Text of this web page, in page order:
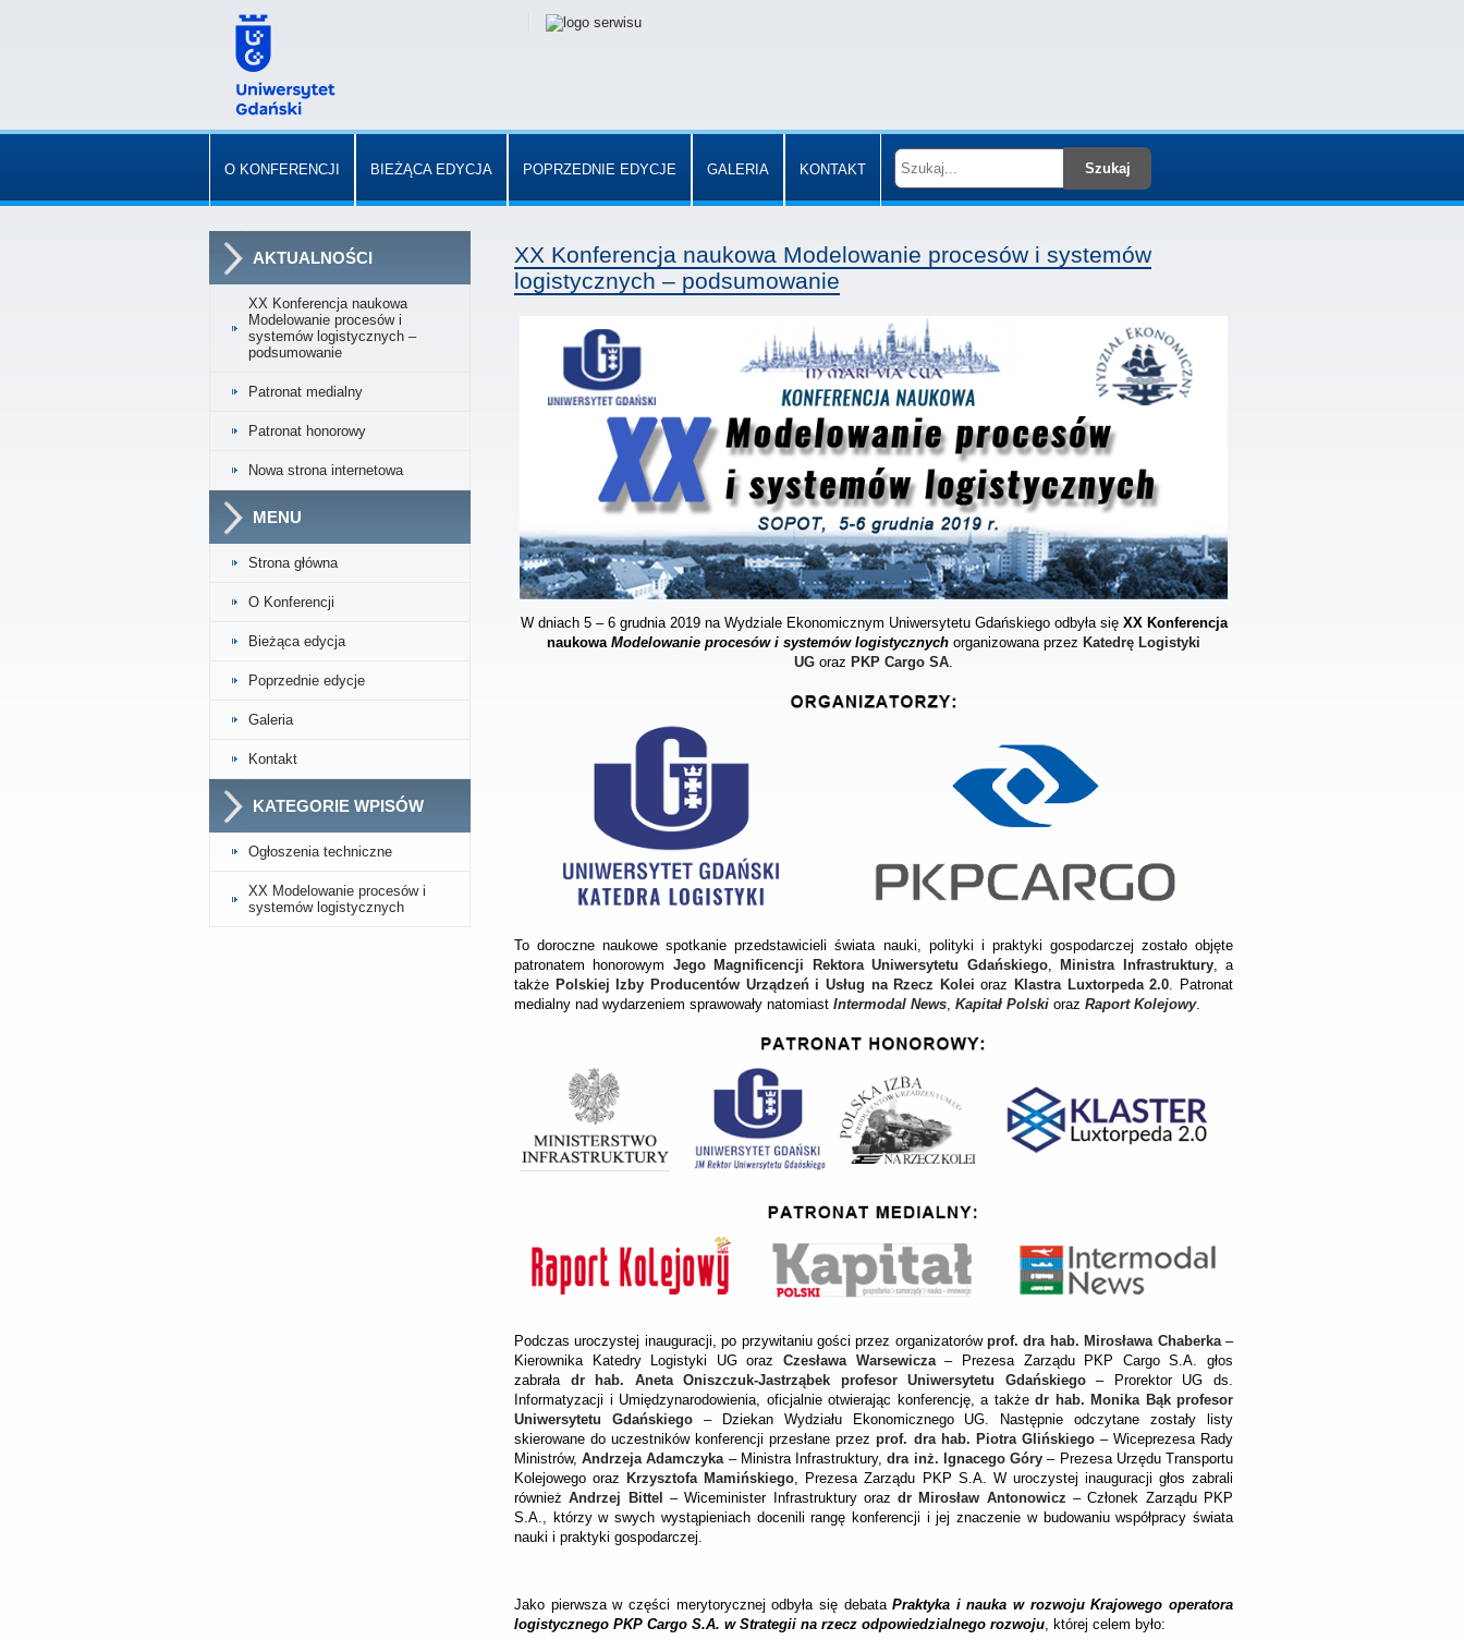
O KONFERENCJI BIEŻĄCA EDYCJA POPRZEDNIE EDYCJE GALERIA KONTAKT
XX Konferencja naukowa Modelowanie procesów i systemów
logistycznych – podsumowanie
W dniach 5 – 6 grudnia 2019 na Wydziale Ekonomicznym Uniwersytetu Gdańskiego odbyła się XX Konferencja
naukowa Modelowanie procesów i systemów logistycznych organizowana przez Katedrę Logistyki
UG oraz PKP Cargo SA
To doroczne naukowe spotkanie przedstawicieli świata nauki, polityki i praktyki gospodarczej zostało objęte
patronatem honorowym Jego Magnificencji Rektora Uniwersytetu Gdańskiego,Ministra Infrastruktury, a
także Polskiej Izby Producentów Urządzeń i Usług na Rzecz Kolei orazKlastra Luxtorpeda 2.0 . Patronat
medialny nad wydarzeniem sprawowały natomiast Intermodal News Kapitał Polski oraz Raport Kolejowy.
Podczas uroczystej inauguracji, po przywitaniu gości przez organizatorówprof. dra hab. Mirosława Chaberka–
Kierownika Katedry Logistyki UG orazCzesława Warsewicza– Prezesa Zarządu PKP Cargo S.A. głos
zabrała dr hab. Aneta Oniszczuk-Jastrząbek profesor Uniwersytetu Gdańskiego– Prorektor UG ds.
Informatyzacji i Umiędzynarodowienia, oficjalnie otwierając konferencję, a także dr hab. Monika Bąk profesor
Uniwersytetu Gdańskiego– Dziekan Wydziału Ekonomicznego UG. Następnie odczytane zostały listy
skierowane do uczestników konferencji przesłane przezprof. dra hab. Piotra Glińskiego– Wiceprezesa Rady
Ministrów,Andrzeja Adamczyka– Ministra Infrastruktury,dra inż. Ignacego Góry – Prezesa Urzędu Transportu
Kolejowego oraz Krzysztofa Mamińskiego, Prezesa Zarządu PKP S.A. W uroczystej inauguracji głos zabrali
równieżAndrzej Bittel – Wiceminister Infrastruktury orazdr Mirosław Antonowicz – Członek Zarządu PKP
S.A., którzy w swych wystąpieniach docenili rangę konferencji i jej znaczenie w budowaniu współpracy świata
nauki i praktyki gospodarczej.
Jako pierwsza w części merytorycznej odbyła się debataPraktyka i nauka w rozwoju Krajowego operatora
logistycznego PKP Cargo S.A. w Strategii na rzecz odpowiedzialnego rozwoju, której celem było:
AKTUALNOŚCI
XX Konferencja naukowa
Modelowanie procesów i
systemów logistycznych –
podsumowanie
Patronat medialny
Patronat honorowy
Nowa strona internetowa
MENU
Strona główna
O Konferencji
Bieżąca edycja
Poprzednie edycje
Galeria
Kontakt
KATEGORIE WPISÓW
Ogłoszenia techniczne
XX Modelowanie procesów i
systemów logistycznych